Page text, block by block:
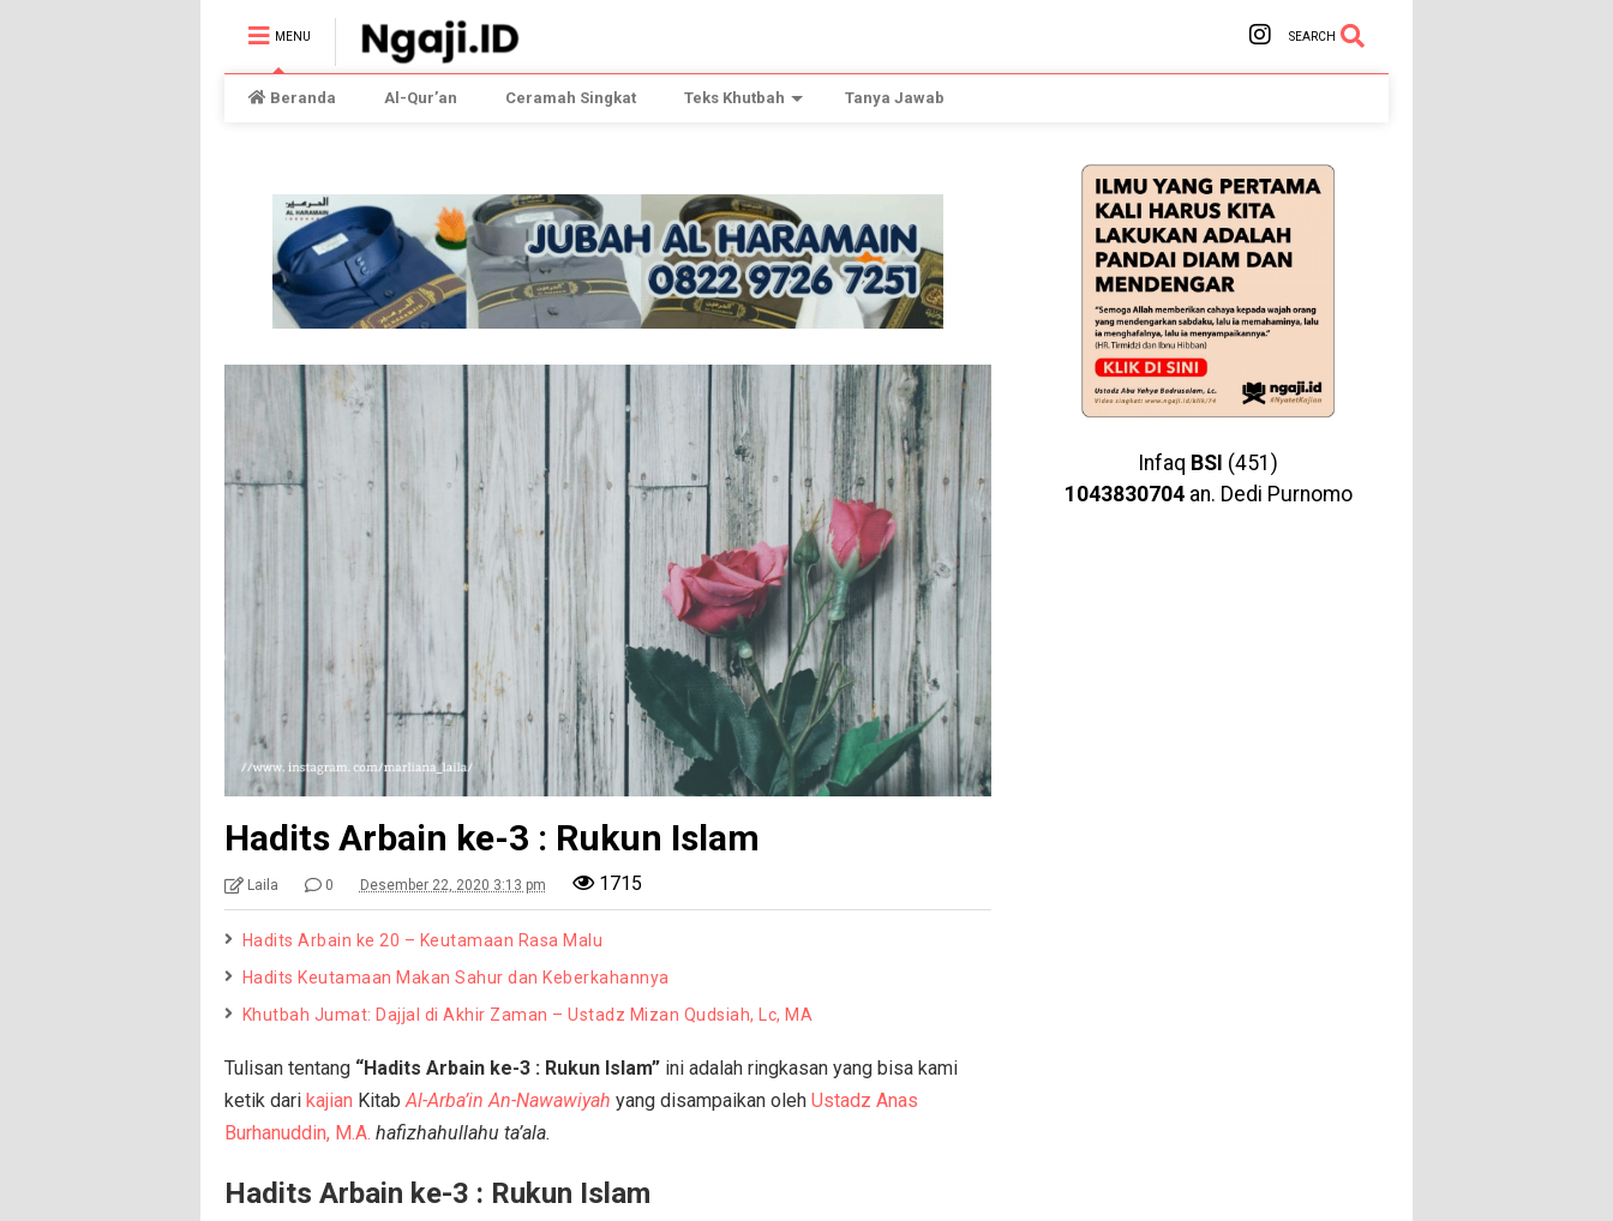
MENU SEARCH
Beranda Al-Qur’an Ceramah Singkat Teks Khutbah Tanya Jawab
Hadits Arbain ke-3 : Rukun Islam
Laila 0 Desember 22, 2020 3:13 pm 1715
Hadits Arbain ke 20 – Keutamaan Rasa Malu
Hadits Keutamaan Makan Sahur dan Keberkahannya
Khutbah Jumat: Dajjal di Akhir Zaman – Ustadz Mizan Qudsiah, Lc, MA
Tulisan tentang “Hadits Arbain ke-3 : Rukun Islam” ini adalah ringkasan yang bisa kami
ketik dari kajian KitabAl-Arba’in An-Nawawiyah yang disampaikan oleh Ustadz Anas
Burhanuddin, M.A. hafizhahullahu ta’ala.
Hadits Arbain ke-3 : Rukun Islam
Infaq BSI (451)
1043830704an. Dedi Purnomo